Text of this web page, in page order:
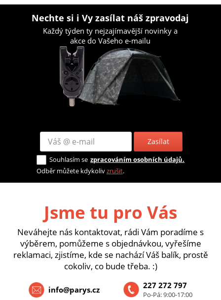
Nechte si i Vy zasílat náš zpravodaj
Každý týden ty nejzajímavější novinky a
akce do Vašeho e-mailu
Zasílat
Souhlasím se zpracováním osobních údajů.
Odběr můžete kdykolivzrušit.
Jsme tu pro Vás
Neváhejte nás kontaktovat, rádi Vám poradíme s
výběrem, pomůžeme s objednávkou, vyřešíme
reklamaci, zjistíme, kde se nachází Váš balík, prostě
cokoliv, co bude třeba. :)
227 272 797
Po-Pá: 9:00-17:00
info@parys.cz